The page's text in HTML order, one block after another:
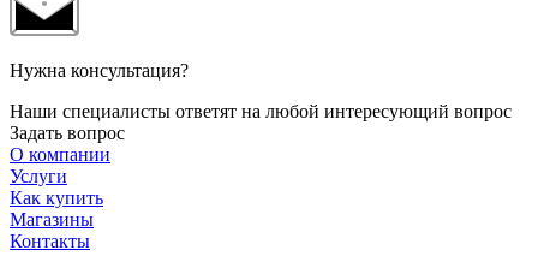
Нужна консультация?
Наши специалисты ответят на любой интересующий вопрос
Задать вопрос
О компании
Услуги
Как купить
Магазины
Контакты